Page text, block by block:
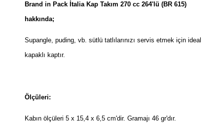
Brand in Pack İtalia Kap Takım 270 cc 264'lü (BR 615)
hakkında;
Supangle, puding, vb. sütlü tatlılarınızı servis etmek için ideal
kapaklı kaptır.
Ölçüleri:
Kabın ölçüleri 5 x 15,4 x 6,5 cm'dir. Gramajı 46 gr'dır.